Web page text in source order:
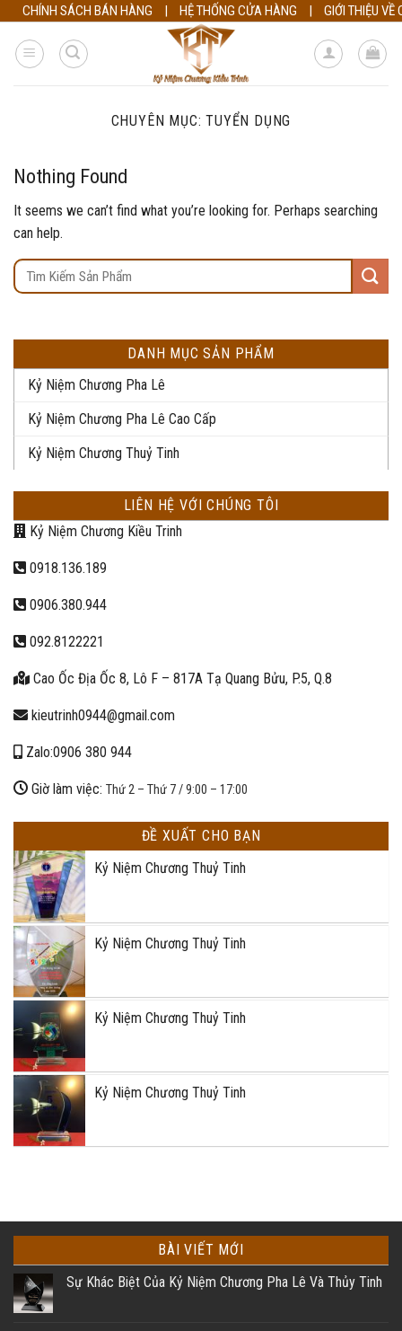
Skip
content
CHÍNH SÁCH BÁN HÀNG | HỆ THỐNG CỬA HÀNG | GIỚI THIỆU VỀ
CHUYÊN MỤC:TUYỂN DỤNG
Nothing Found
It seems we can’t find what you’re looking for. Perhaps searching
can help.
DANH MỤC SẢN PHẨM
Kỷ Niệm Chương Pha Lê
Kỷ Niệm Chương Pha Lê Cao Cấp
Kỷ Niệm Chương Thuỷ Tinh
LIÊN HỆ VỚI CHÚNG TÔI
Kỷ Niệm Chương Kiều Trinh
0918.136.189
0906.380.944
092.8122221
Cao Ốc Địa Ốc 8, Lô F – 817A Tạ Quang Bửu, P.5, Q.8
kieutrinh0944@gmail.com
Zalo:0906 380 944
Giờ làm việc: Thứ 2 – Thứ 7 / 9:00 – 17:00
ĐỀ XUẤT CHO BẠN
Kỷ Niệm Chương Thuỷ Tinh
Kỷ Niệm Chương Thuỷ Tinh
Kỷ Niệm Chương Thuỷ Tinh
Kỷ Niệm Chương Thuỷ Tinh
BÀI VIẾT MỚI
Sự Khác Biệt Của Kỷ Niệm Chương Pha Lê Và Thủy Tinh